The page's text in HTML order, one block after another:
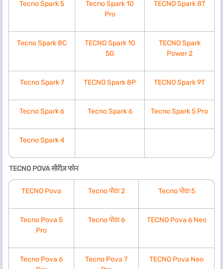
Tecno Spark 5
Tecno Spark 10
Pro
TECNO Spark 8T
Tecno Spark 8C
TECNO Spark 10
5G
TECNO Spark
Power 2
Tecno Spark 7 TECNO Spark 8P TECNO Spark 9T
Tecno Spark 6 Tecno Spark 6 Tecno Spark 5 Pro
Tecno Spark 4
TECNO POVA सीरीज़ फोन
TECNO Pova Tecno पोवा 2 Tecno पोवा 5
Tecno Pova 5
Pro
Tecno पोवा 6 TECNO Pova 6 Neo
Tecno Pova 6
Tecno Pova 7
TECNO Pova Neo